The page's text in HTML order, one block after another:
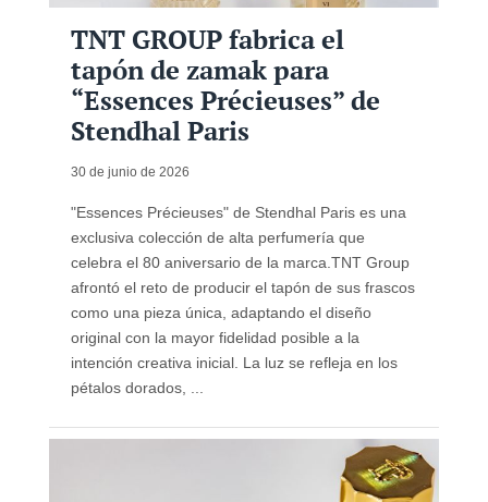
TNT GROUP fabrica el
tapón de zamak para
“Essences Précieuses” de
Stendhal Paris
30 de junio de 2026
"Essences Précieuses" de Stendhal Paris es una
exclusiva colección de alta perfumería que
celebra el 80 aniversario de la marca.TNT Group
afrontó el reto de producir el tapón de sus frascos
como una pieza única, adaptando el diseño
original con la mayor fidelidad posible a la
intención creativa inicial. La luz se refleja en los
pétalos dorados, ...